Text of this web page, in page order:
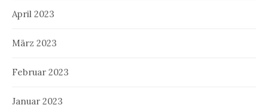
April 2023
März 2023
Februar 2023
Januar 2023